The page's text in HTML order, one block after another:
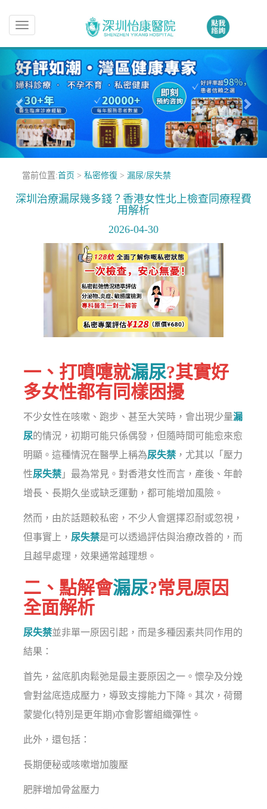
Toggle
navigation
當前位置:首页 > 私密修復 > 漏尿/尿失禁
深圳治療漏尿幾多錢？香港女性北上檢查同療程費
用解析
2026-04-30
一、打噴嚏就漏尿?其實好
多女性都有同樣困擾
不少女性在咳嗽、跑步、甚至大笑時，會出現少量漏
尿的情況，初期可能只係偶發，但隨時間可能愈來愈
明顯。這種情況在醫學上稱為尿失禁 ，尤其以「壓力
性尿失禁 」最為常見。對香港女性而言，產後、年齡
增長、長期久坐或缺乏運動，都可能增加風險。
然而，由於話題較私密，不少人會選擇忍耐或忽視，
但事實上， 尿失禁是可以透過評估與治療改善的，而
且越早處理，效果通常越理想。
二、點解會漏尿?常見原因
全面解析
尿失禁並非單一原因引起，而是多種因素共同作用的
結果：
首先，盆底肌肉鬆弛是最主要原因之一。懷孕及分娩
會對盆底造成壓力，導致支撐能力下降。其次，荷爾
蒙變化(特別是更年期)亦會影響組織彈性。
此外，還包括：
長期便秘或咳嗽增加腹壓
肥胖增加骨盆壓力